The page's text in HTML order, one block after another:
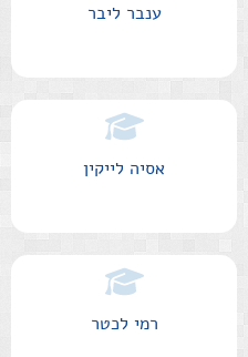
ענבר ליבר
אסיה לייקין
רמי לכטר